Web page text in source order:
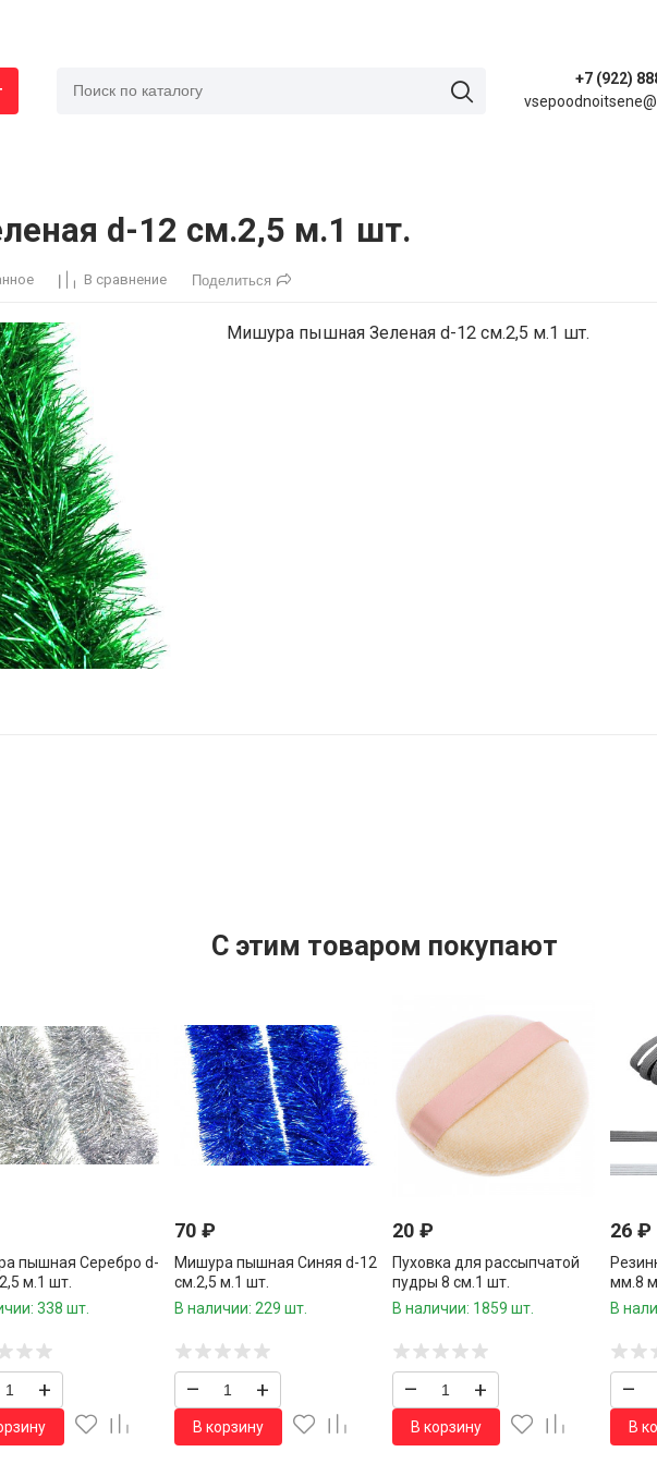
+7 (922)
d-12 см.2,5 м.1 шт.
В сравнение Поделиться
Мишура пышная Зеленая d-12 см.2,5 м.1 шт.
C этим товаром покупают
пышная Серебро d-
м.1 шт.
338 шт.
+
70 ₽
Мишура пышная Синяя d-12
см.2,5 м.1 шт.
В наличии: 229 шт.
– +
В корзину
20 ₽
Пуховка для рассыпчатой
пудры 8 см.1 шт.
В наличии: 1859 шт.
– +
В корзину
26 ₽
мм.8
В
–
В